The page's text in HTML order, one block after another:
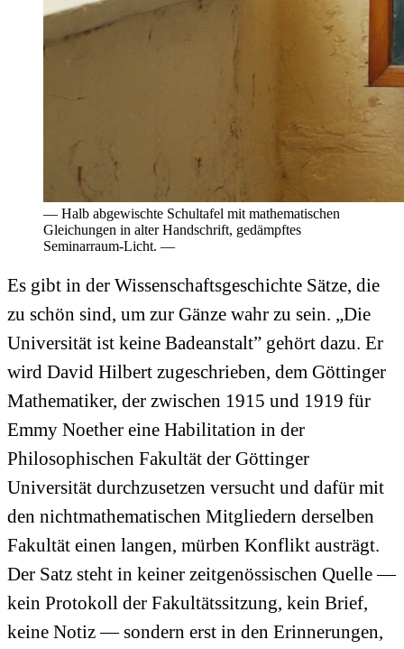
— Halb abgewischte Schultafel mit mathematischen
Gleichungen in alter Handschrift, gedämpftes
Seminarraum-Licht. —
Es gibt in der Wissenschaftsgeschichte Sätze, die
zu schön sind, um zur Gänze wahr zu sein. „Die
Universität ist keine Badeanstalt” gehört dazu. Er
wird David Hilbert zugeschrieben, dem Göttinger
Mathematiker, der zwischen 1915 und 1919 für
Emmy Noether eine Habilitation in der
Philosophischen Fakultät der Göttinger
Universität durchzusetzen versucht und dafür mit
den nicht­mathe­matischen Mitgliedern derselben
Fakultät einen langen, mürben Konflikt austrägt.
Der Satz steht in keiner zeitgenössischen Quelle —
kein Protokoll der Fakultätssitzung, kein Brief,
keine Notiz — sondern erst in den Erinnerungen,